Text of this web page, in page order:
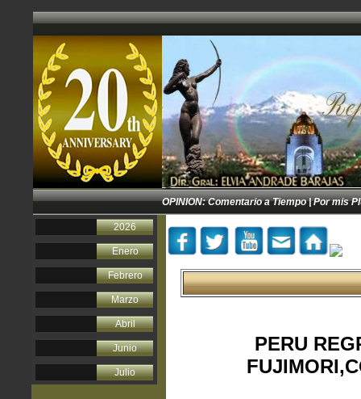
OPINION:Comentario a Tiempo|Por mis
2026
Enero
Febrero
Marzo
Abril
Junio
Julio
PERU